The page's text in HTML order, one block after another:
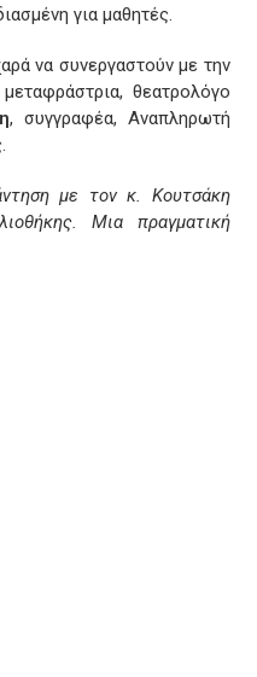
για μαθητές.
να συνεργαστούν με την
θεατρολόγο
, συγγραφέα, Αναπληρωτή
με τον κ. Κουτσάκη
Μια πραγματική